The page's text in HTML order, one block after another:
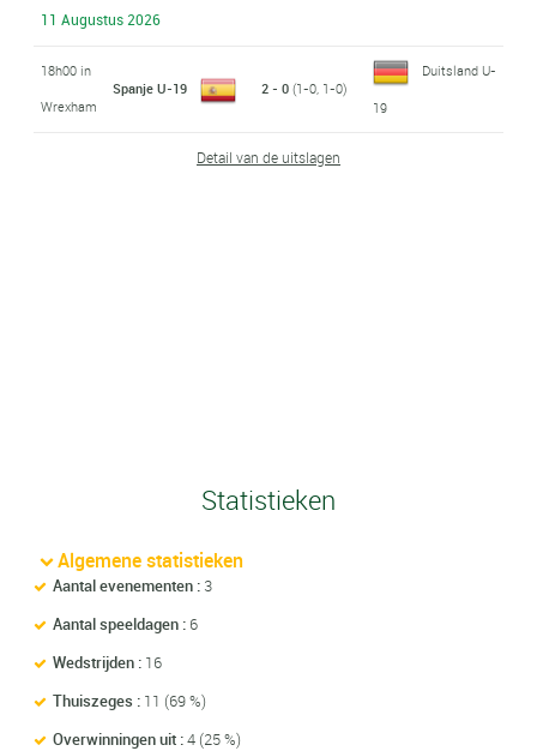
11 Augustus 2026
18h00 in
Wrexham
Spanje U-19 2 - 0(1-0, 1-0)
Duitsland U-
19
Detail van de uitslagen
Statistieken
Algemene statistieken
Aantal evenementen : 3
Aantal speeldagen : 6
Wedstrijden : 16
Thuiszeges : 11 (69 %)
Overwinningen uit :4 (25 %)